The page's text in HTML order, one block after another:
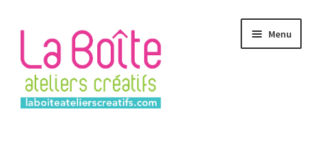
la
navigation
contenu
Menu